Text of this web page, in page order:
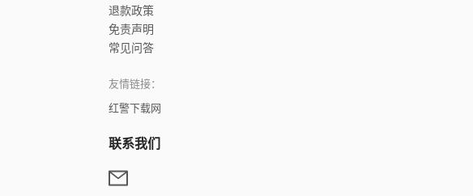
退款政策
免责声明
常见问答
友情链接：
红警下载网
联系我们